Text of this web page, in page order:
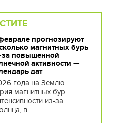
прогнозируют
магнитных бурь
за повышенной
активности —
дат
года на Землю
магнитных бур
из-за
в ....